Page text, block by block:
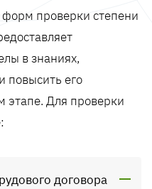
форм проверки степени
в знаниях,
повысить его
этапе. Для проверки
договора